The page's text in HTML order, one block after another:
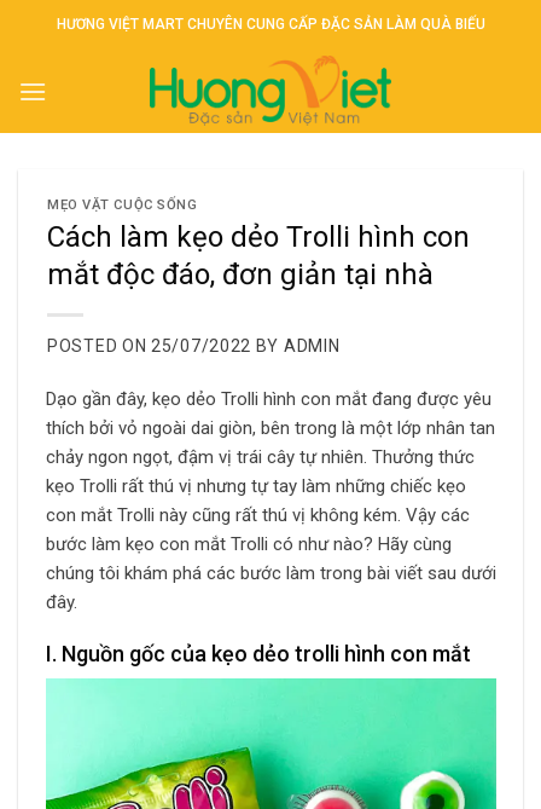
HƯƠNG VIỆT MART CHUYÊN CUNG CẤP ĐẶC SẢN LÀM QUÀ BIẾU
MẸO VẶT CUỘC SỐNG
Cách làm kẹo dẻo Trolli hình con
mắt độc đáo, đơn giản tại nhà
POSTED ON 25/07/2022 BY ADMIN
Dạo gần đây, kẹo dẻo Trolli hình con mắt đang được yêu
thích bởi vỏ ngoài dai giòn, bên trong là một lớp nhân tan
chảy ngon ngọt, đậm vị trái cây tự nhiên. Thưởng thức
kẹo Trolli rất thú vị nhưng tự tay làm những chiếc kẹo
con mắt Trolli này cũng rất thú vị không kém. Vậy các
bước làm kẹo con mắt Trolli có như nào? Hãy cùng
chúng tôi khám phá các bước làm trong bài viết sau dưới
đây.
I. Nguồn gốc của kẹo dẻo trolli hình con mắt